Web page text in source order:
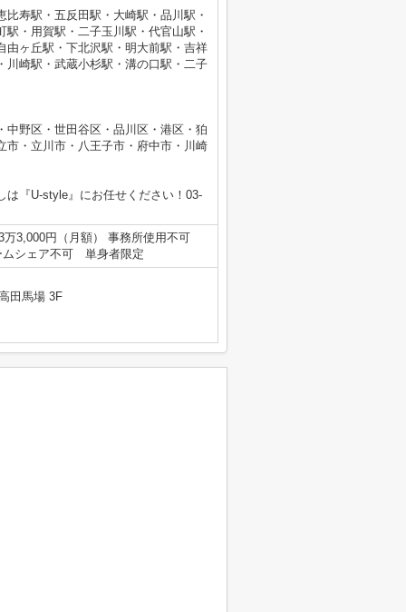
寿駅・五反田駅・大崎駅・品川駅・
・用賀駅・二子玉川駅・代官山駅・
由ヶ丘駅・下北沢駅・明大前駅・吉祥
川崎駅・武蔵小杉駅・溝の口駅・二子
野区・世田谷区・品川区・港区・狛
市・立川市・八王子市・府中市・川崎
『U-style』にお任せください！03-
3,000円（月額） 事務所使用不可
ムシェア不可 単身者限定
田馬場 3F